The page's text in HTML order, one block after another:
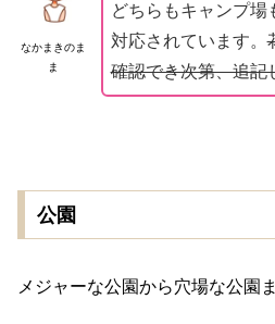
なかまきのま
ま
どちらもキャンプ場
対応されています。
確認でき次第、追記
公園
メジャーな公園から穴場な公園